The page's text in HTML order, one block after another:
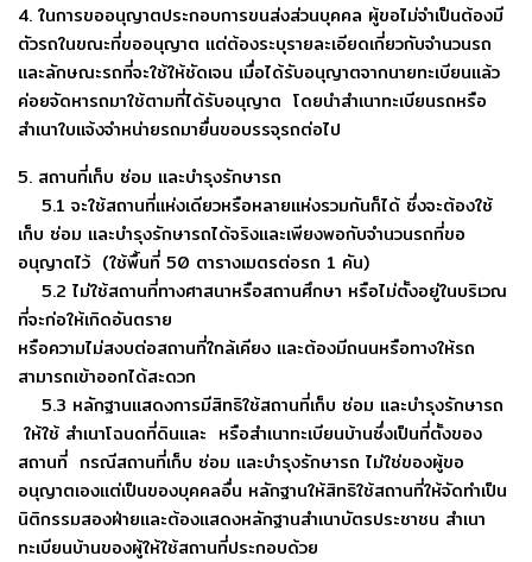
4. ในการขออนุญาตประกอบการขนส่งส่วนบุคคล ผู้ขอไม่จำเป็นต้องมี
ตัวรถในขณะที่ขออนุญาต แต่ต้องระบุรายละเอียดเกี่ยวกับจำนวนรถ
และลักษณะรถที่จะใช้ให้ชัดเจน เมื่อได้รับอนุญาตจากนายทะเบียนแล้ว
ค่อยจัดหารถมาใช้ตามที่ได้รับอนุญาต โดยนำสำเนาทะเบียนรถหรือ
สำเนาใบแจ้งจำหน่ายรถมายื่นขอบรรจุรถต่อไป
5. สถานที่เก็บ ซ่อม และบำรุงรักษารถ
5.1 จะใช้สถานที่แห่งเดียวหรือหลายแห่งรวมกันก็ได้ ซึ่งจะต้องใช้
เก็บ ซ่อม และบำรุงรักษารถได้จริงและเพียงพอกับจำนวนรถที่ขอ
อนุญาตไว้ (ใช้พื้นที่ 50 ตารางเมตรต่อรถ 1 คัน)
5.2 ไม่ใช้สถานที่ทางศาสนาหรือสถานศึกษา หรือไม่ตั้งอยู่ในบริเวณ
ที่จะก่อให้เกิดอันตราย
หรือความไม่สงบต่อสถานที่ใกล้เคียง และต้องมีถนนหรือทางให้รถ
สามารถเข้าออกได้สะดวก
5.3 หลักฐานแสดงการมีสิทธิใช้สถานที่เก็บ ซ่อม และบำรุงรักษารถ
ให้ใช้ สำเนาโฉนดที่ดินและ หรือสำเนาทะเบียนบ้านซึ่งเป็นที่ตั้งของ
สถานที่ กรณีสถานที่เก็บ ซ่อม และบำรุงรักษารถ ไม่ใช่ของผู้ขอ
อนุญาตเองแต่เป็นของบุคคลอื่น หลักฐานให้สิทธิใช้สถานที่ให้จัดทำเป็น
นิติกรรมสองฝ่ายและต้องแสดงหลักฐานสำเนาบัตรประชาชน สำเนา
ทะเบียนบ้านของผู้ให้ใช้สถานที่ประกอบด้วย